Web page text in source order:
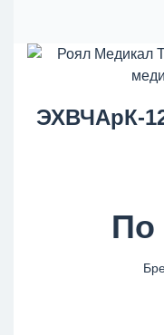
ЭХВЧАрК-
По